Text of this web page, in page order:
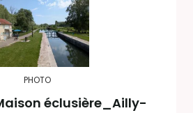
PHOTO
éclusière_Ailly-